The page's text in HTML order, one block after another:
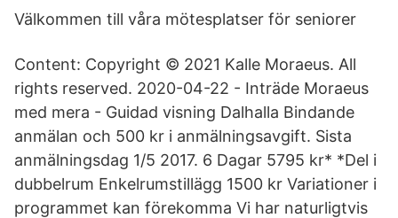
Välkommen till våra mötesplatser för seniorer
Content: Copyright © 2021 Kalle Moraeus. All
rights reserved. 2020-04-22 - Inträde Moraeus
med mera - Guidad visning Dalhalla Bindande
anmälan och 500 kr i anmälningsavgift. Sista
anmälningsdag 1/5 2017. 6 Dagar 5795 kr* *Del i
dubbelrum Enkelrumstillägg 1500 kr Variationer i
programmet kan förekomma Vi har naturligtvis